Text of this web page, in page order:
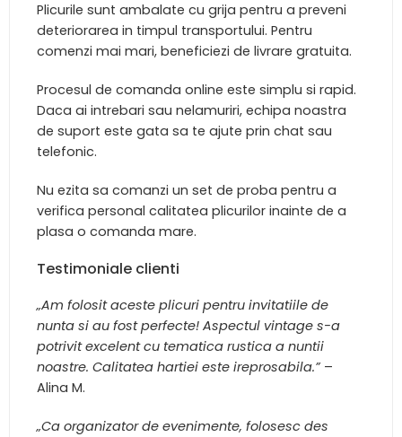
Plicurile sunt ambalate cu grija pentru a preveni
deteriorarea in timpul transportului. Pentru
comenzi mai mari, beneficiezi de livrare gratuita.
Procesul de comanda online este simplu si rapid.
Daca ai intrebari sau nelamuriri, echipa noastra
de suport este gata sa te ajute prin chat sau
telefonic.
Nu ezita sa comanzi un set de proba pentru a
verifica personal calitatea plicurilor inainte de a
plasa o comanda mare.
Testimoniale clienti
„Am folosit aceste plicuri pentru invitatiile de
nunta si au fost perfecte! Aspectul vintage s-a
potrivit excelent cu tematica rustica a nuntii
noastre. Calitatea hartiei este ireprosabila.”–
Alina M.
„Ca organizator de evenimente, folosesc des